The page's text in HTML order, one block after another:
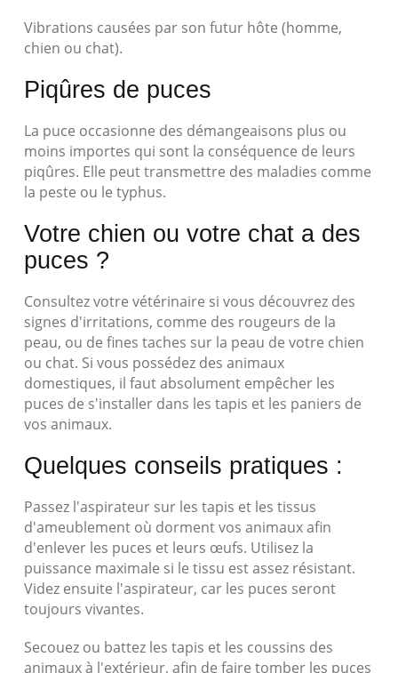
Vibrations causées par son futur hôte (homme,
chien ou chat).
Piqûres de puces
La puce occasionne des démangeaisons plus ou
moins importes qui sont la conséquence de leurs
piqûres. Elle peut transmettre des maladies comme
la peste ou le typhus.
Votre chien ou votre chat a des
puces ?
Consultez votre vétérinaire si vous découvrez des
signes d'irritations, comme des rougeurs de la
peau, ou de fines taches sur la peau de votre chien
ou chat. Si vous possédez des animaux
domestiques, il faut absolument empêcher les
puces de s'installer dans les tapis et les paniers de
vos animaux.
Quelques conseils pratiques :
Passez l'aspirateur sur les tapis et les tissus
d'ameublement où dorment vos animaux afin
d'enlever les puces et leurs œufs. Utilisez la
puissance maximale si le tissu est assez résistant.
Videz ensuite l'aspirateur, car les puces seront
toujours vivantes.
Secouez ou battez les tapis et les coussins des
animaux à l'extérieur, afin de faire tomber les puces